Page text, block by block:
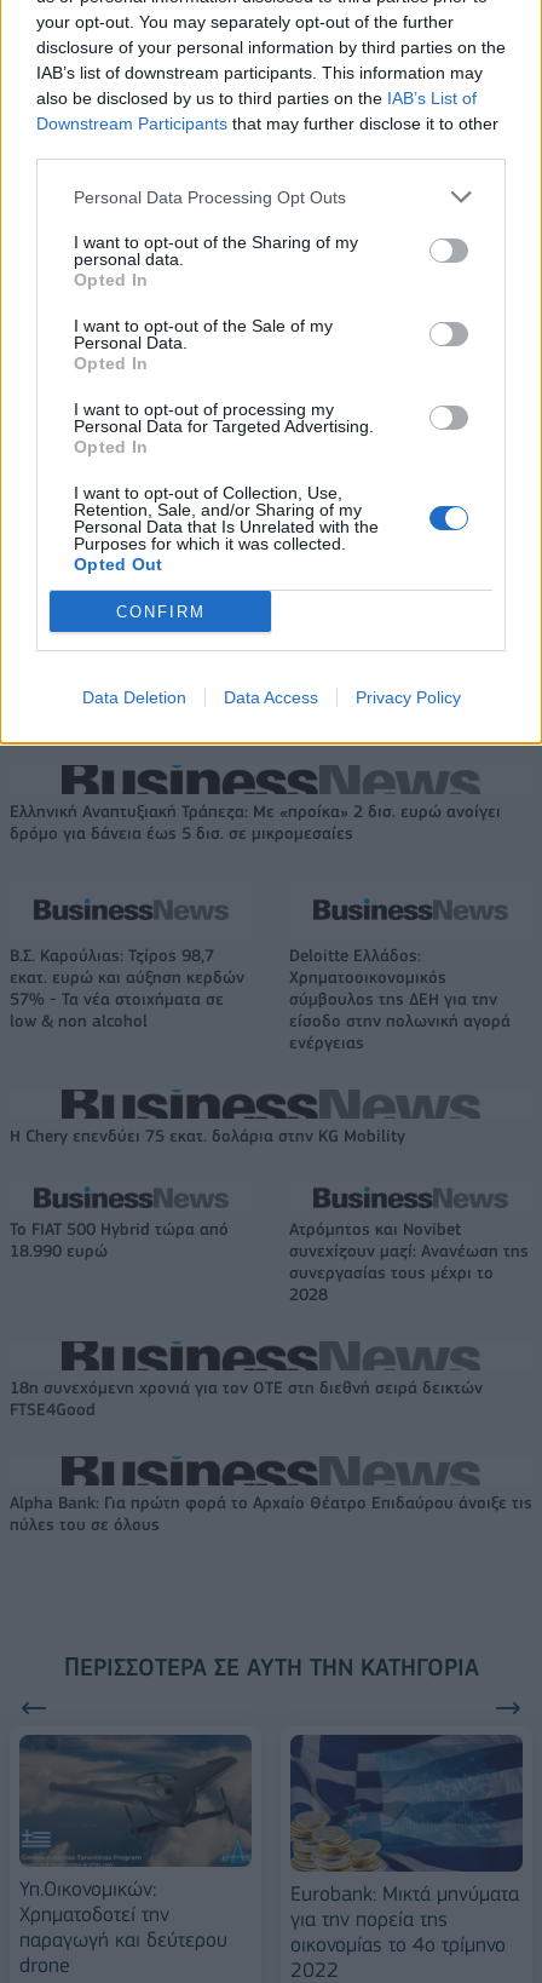
your opt-out. You may separately opt-out of the further
disclosure of your personal information by third parties on the
IAB’s list of downstream participants. This information may
also be disclosed by us to third parties on the IAB’s List of
Downstream Participants that may further disclose it to other
Personal Data Processing Opt Outs
I want to opt-out of the Sharing of my
personal data.
Opted In
I want to opt-out of the Sale of my
Personal Data.
Opted In
I want to opt-out of processing my
Personal Data for Targeted Advertising.
Opted In
I want to opt-out of Collection, Use,
Retention, Sale, and/or Sharing of my
Personal Data that Is Unrelated with the
Purposes for which it was collected.
Opted Out
CONFIRM
Data Deletion Data Access Privacy Policy
Fourlis: Συμφωνία για την πώληση συμμετοχής στο Sofia South Ring
Mall έναντι 49,35 εκατ. ευρώ
Εβδομαδιαία άνοδος 1,76%,
του έτους
του Γρηγόρη Δημητριάδη - Ο
στη θέση του CEO
Media: Με ενίσχυση 8 εκατ. ευρώ σε 451 επιχειρήσεις ξεκίνησε το
πρόγραμμα στήριξης- Κάλυψη εισφορών ΕΔΟΕΑΠ
Η Toyota φέρνει νέα γενιά
αυτοκινητοβιομηχανία
στην Ισλανδία για την 5η θέση
στη νίκη της Ιντιάνα επί του
Ελληνική Αναπτυξιακή Τράπεζα: Με «προίκα» 2 δισ. ευρώ ανοίγει
δρόμο για δάνεια έως 5 δισ. σε μικρομεσαίες
Β.Σ. Καρούλιας: Τζίρος 98,7
εκατ. ευρώ και αύξηση κερδών
57% - Τα νέα στοιχήματα σε
low & non alcohol
Deloitte Ελλάδος:
Χρηματοοικονομικός
σύμβουλος της ΔΕΗ για την
είσοδο στην πολωνική αγορά
ενέργειας
Η Chery επενδύει 75 εκατ. δολάρια στην KG Mobility
Το FIAT 500 Hybrid τώρα από
18.990 ευρώ
Ατρόμητος και Novibet
συνεχίζουν μαζί: Ανανέωση της
συνεργασίας τους μέχρι το
2028
18η συνεχόμενη χρονιά για τον ΟΤΕ στη διεθνή σειρά δεικτών
FTSE4Good
Alpha Bank: Για πρώτη φορά το Αρχαίο Θέατρο Επιδαύρου άνοιξε τις
πύλες του σε όλους
ΠΕΡΙΣΣΌΤΕΡΑ ΣΕ ΑΥΤΉ ΤΗΝ ΚΑΤΗΓΟΡΊΑ
Υπ.Οικονομικών:
Χρηματοδοτεί την
παραγωγή και δεύτερου
drone
Eurobank: Μικτά μηνύματα
για την πορεία της
οικονομίας το 4ο τρίμηνο
2022